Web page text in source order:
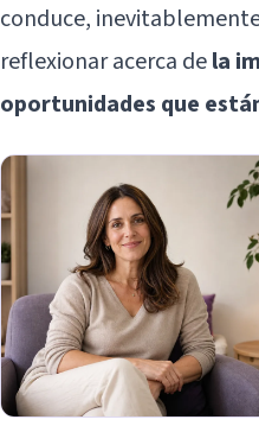
conduce,
reflexionar acerca dela
oportunidades que